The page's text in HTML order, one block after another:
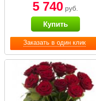
Заказать в один клик
пожеланиями»
5 740 руб.
Купить